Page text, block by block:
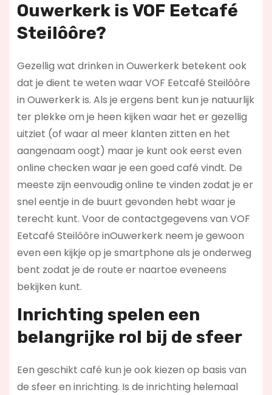
Ouwerkerk is VOF Eetcafé
Steilôôre?
Gezellig wat drinken in Ouwerkerk betekent ook
dat je dient te weten waar VOF Eetcafé Steilôôre
in Ouwerkerk is. Als je ergens bent kun je natuurlijk
ter plekke om je heen kijken waar het er gezellig
uitziet (of waar al meer klanten zitten en het
aangenaam oogt) maar je kunt ook eerst even
online checken waar je een goed café vindt. De
meeste zijn eenvoudig online te vinden zodat je er
snel eentje in de buurt gevonden hebt waar je
terecht kunt. Voor de contactgegevens van VOF
Eetcafé Steilôôre inOuwerkerk neem je gewoon
even een kijkje op je smartphone als je onderweg
bent zodat je de route er naartoe eveneens
bekijken kunt.
Inrichting spelen een
belangrijke rol bij de sfeer
Een geschikt café kun je ook kiezen op basis van
de sfeer en inrichting. Is de inrichting helemaal